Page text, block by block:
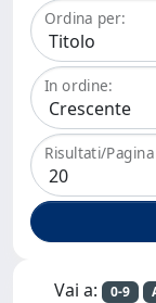
Ordina per:
In ordine:
Risultati/Pagina
Vai a: 0-9